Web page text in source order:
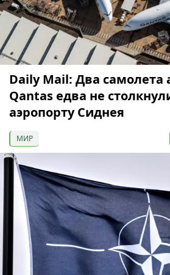
Daily Mail: Два
Qantas едва не
аэропорту Сиднея
МИР